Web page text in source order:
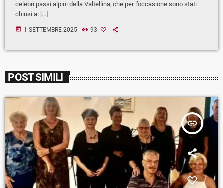
celebri passi alpini della Valtellina, che per l’occasione sono stati
chiusi ai […]
today 1 SETTEMBRE 2025 93
POST SIMILI
insert_link